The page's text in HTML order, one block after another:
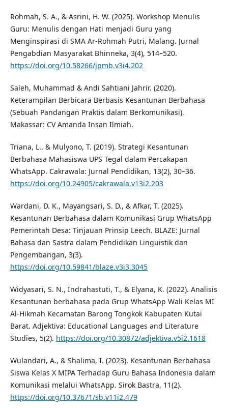
Rohmah, S. A., & Asrini, H. W. (2025). Workshop Menulis
Guru: Menulis dengan Hati menjadi Guru yang
Menginspirasi di SMA Ar-Rohmah Putri, Malang. Jurnal
Pengabdian Masyarakat Bhinneka, 3(4), 514–520.
https://doi.org/10.58266/jpmb.v3i4.202
Saleh, Muhammad & Andi Sahtiani Jahrir. (2020).
Keterampilan Berbicara Berbasis Kesantunan Berbahasa
(Sebuah Pandangan Praktis dalam Berkomunikasi).
Makassar: CV Amanda Insan Ilmiah.
Triana, L., & Mulyono, T. (2019). Strategi Kesantunan
Berbahasa Mahasiswa UPS Tegal dalam Percakapan
WhatsApp. Cakrawala: Jurnal Pendidikan, 13(2), 30–36.
https://doi.org/10.24905/cakrawala.v13i2.203
Wardani, D. K., Mayangsari, S. D., & Afkar, T. (2025).
Kesantunan Berbahasa dalam Komunikasi Grup WhatsApp
Pemerintah Desa: Tinjauan Prinsip Leech. BLAZE: Jurnal
Bahasa dan Sastra dalam Pendidikan Linguistik dan
Pengembangan, 3(3).
https://doi.org/10.59841/blaze.v3i3.3045
Widyasari, S. N., Indrahastuti, T., & Elyana, K. (2022). Analisis
Kesantunan berbahasa pada Grup WhatsApp Wali Kelas MI
Al-Hikmah Kecamatan Barong Tongkok Kabupaten Kutai
Barat. Adjektiva: Educational Languages and Literature
Studies, 5(2). https://doi.org/10.30872/adjektiva.v5i2.1618
Wulandari, A., & Shalima, I. (2023). Kesantunan Berbahasa
Siswa Kelas X MIPA Terhadap Guru Bahasa Indonesia dalam
Komunikasi melalui WhatsApp. Sirok Bastra, 11(2).
https://doi.org/10.37671/sb.v11i2.479